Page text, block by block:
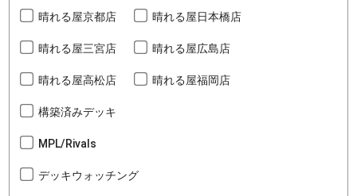
晴れる屋京都店 晴れる屋日本橋店
晴れる屋三宮店 晴れる屋広島店
晴れる屋高松店 晴れる屋福岡店
構築済みデッキ
MPL/Rivals
デッキウォッチング